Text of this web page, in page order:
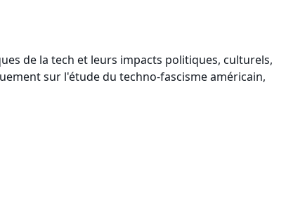
de la tech et leurs impacts politiques, culturels,
sur l'étude du techno-fascisme américain,